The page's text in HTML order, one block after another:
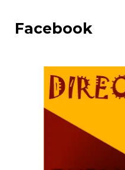
Facebook